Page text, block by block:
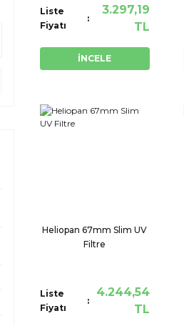
Liste
Fiyatı
3.297,19
TL
İNCELE
Heliopan 67mm Slim UV
Filtre
Liste
Fiyatı
4.244,54
TL